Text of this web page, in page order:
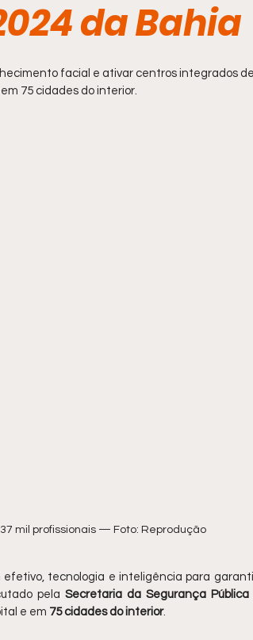
da Bahia
facial e ativar centros integrados de
75 cidades do interior.
mil profissionais — Foto: Reprodução
tecnologia e inteligência para
pela Secretaria da Segurança Pública
e em 75 cidades do interior.